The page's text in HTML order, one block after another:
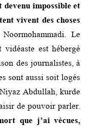
impossible et
vivent des choses
Le
est hébergé
des journalistes, à
sont aussi soit logés
Abdullah, kurde
de pouvoir parler.
que j’ai vécues,